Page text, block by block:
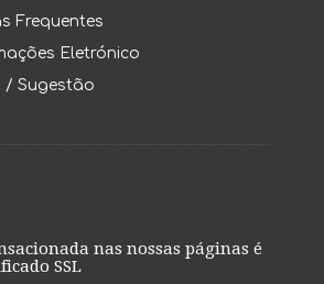
Frequentes
Eletrónico
/ Sugestão
nas nossas páginas é
SSL